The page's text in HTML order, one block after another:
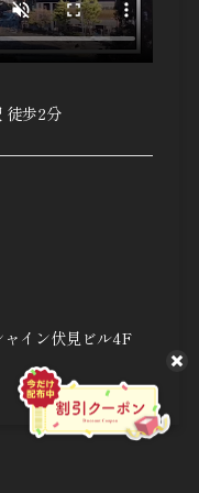
徒歩2分
ャイン伏見ビル4F